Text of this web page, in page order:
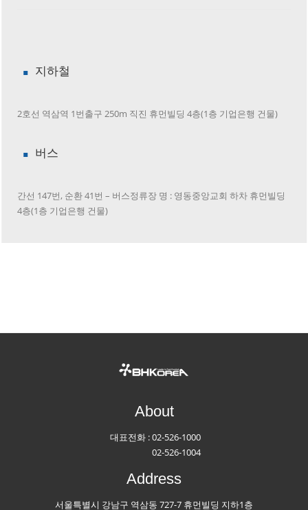
지하철
2호선 역삼역 1번출구 250m 직진 휴먼빌딩 4층(1층 기업은행 건물)
버스
간선 147번, 순환 41번 – 버스정류장 명 : 영동중앙교회 하차 휴먼빌딩
4층(1층 기업은행 건물)
About
대표전화 :02-526-1000
02-526-1004
Address
서울특별시 강남구 역삼동 727-7 휴먼빌딩 지하1층